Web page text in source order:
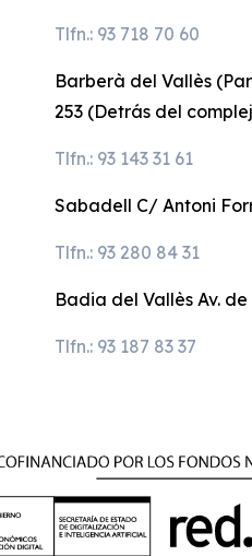
Tlfn.: 93 718 70 60
Barberà del Vallès
253 (Detrás del
Tlfn.: 93 143 31 61
Sabadell C/ Antoni
Tlfn.: 93 280 84 31
Badia del Vallès Av. de
Tlfn.: 93 187 83 37